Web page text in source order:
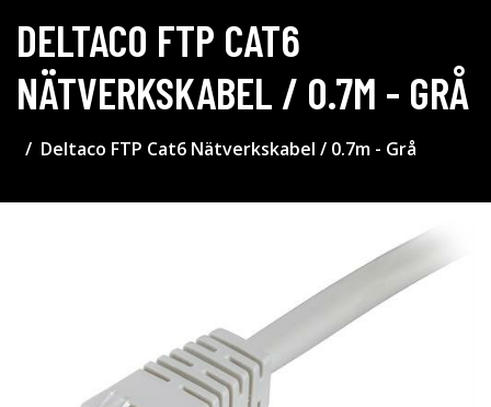
DELTACO FTP CAT6
NÄTVERKSKABEL / 0.7M - GRÅ
Deltaco FTP Cat6 Nätverkskabel / 0.7m - Grå